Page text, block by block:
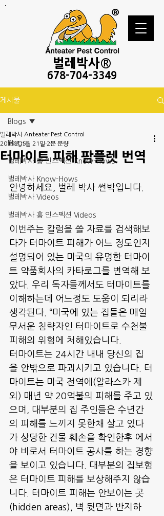
벌레 박사®
678-704-3349
게시물
Blogs
벌레박사 홈 인스펙션 Know-Hows
벌레박사 Know-Hows
벌레박사 Videos
벌레박사 홈 인스펙션 Videos
Blogs
터마이트 피해 팜플렛 번역
벌레박사 Anteater Pest Control
2019년 1월 21일 2분 분량
안녕하세요, 벌레 박사 썬박입니다.
이번주는 칼럼을 쓸 자료를 검색해보
다가 터마이트 피해가 어느 정도인지
설명되어 있는 미국의 유명한 터마이
트 약품회사의 카타로그를 변역해 보
았다. 우리 독자들께서도 터마이트를
이해하는데 어느정도 도움이 되리라
생각된다. “미국에 있는 집들은 매일
무서운 침략자인 터마이트로 수천불
피해의 위험에 처해있습니다.
터마이트는 24시간 내내 당신의 집
을 안밖으로 파괴시키고 있습니다. 터
마이트는 미국 전역에(알라스카 제
외) 매년 약 20억불의 피해를 주고 있
으며, 대부분의 집 주인들은 수년간
의 피해를 느끼지 못한채 살고 있다
가 상당한 건물 훼손을 확인한후 에서
야 비로서 터마이트 공사를 하는 경향
을 보이고 있습니다. 대부분의 집보험
은 터마이트 피해를 보상해주지 않습
니다. 터마이트 피해는 안보이는 곳
(hidden areas), 벽 뒷면과 반지하